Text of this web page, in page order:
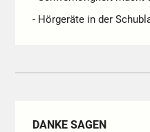
- Hörgeräte in der
DANKE SAGEN